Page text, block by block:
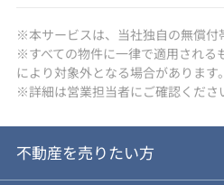
※本サービスは、当社独自の無償付
※すべての物件に一律で適用される
により対象外となる場合があります。
※詳細は営業担当者にご確認くださ
不動産を売りたい方